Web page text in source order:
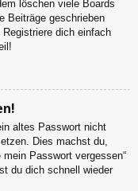
löschen viele Boards
Beiträge geschrieben
dich einfach
altes Passwort nicht
Dies machst du,
Passwort vergessen“
du dich schnell wieder